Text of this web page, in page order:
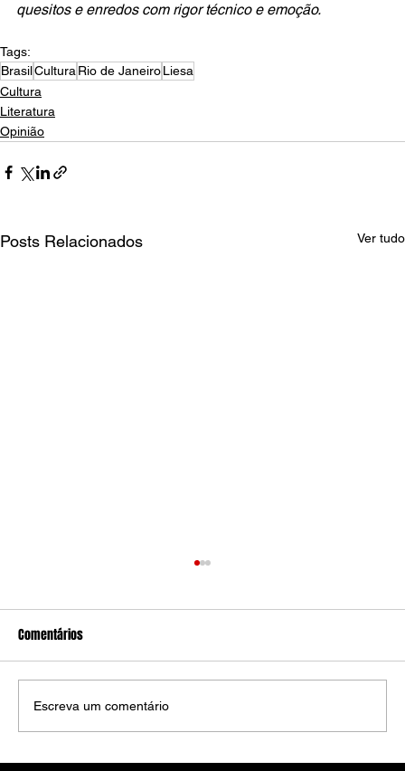
quesitos e enredos com rigor técnico e emoção.
Tags:
BrasilCultura Rio de JaneiroLiesa
Cultura
Literatura
Opinião
Posts Relacionados Ver tudo
Comentários
Escreva um comentário